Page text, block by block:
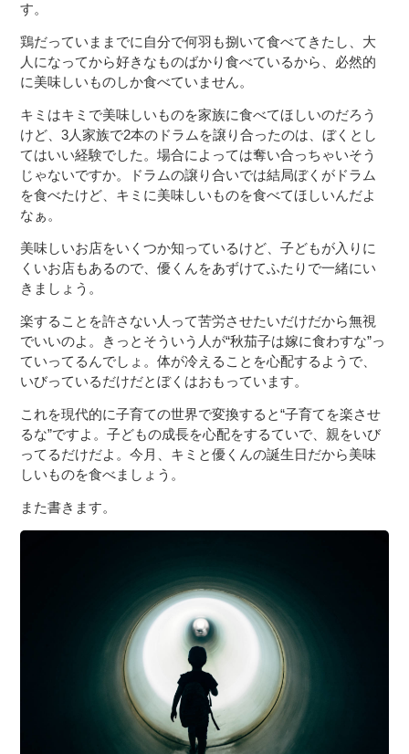
す。
鶏だっていままでに自分で何羽も捌いて食べてきたし、大
人になってから好きなものばかり食べているから、必然的
に美味しいものしか食べていません。
キミはキミで美味しいものを家族に食べてほしいのだろう
けど、3人家族で2本のドラムを譲り合ったのは、ぼくとし
てはいい経験でした。場合によっては奪い合っちゃいそう
じゃないですか。ドラムの譲り合いでは結局ぼくがドラム
を食べたけど、キミに美味しいものを食べてほしいんだよ
なぁ。
美味しいお店をいくつか知っているけど、子どもが入りに
くいお店もあるので、優くんをあずけてふたりで一緒にい
きましょう。
楽することを許さない人って苦労させたいだけだから無視
でいいのよ。きっとそういう人が“秋茄子は嫁に食わすな”っ
ていってるんでしょ。体が冷えることを心配するようで、
いびっているだけだとぼくはおもっています。
これを現代的に子育ての世界で変換すると“子育てを楽させ
るな”ですよ。子どもの成長を心配をするていで、親をいび
ってるだけだよ。今月、キミと優くんの誕生日だから美味
しいものを食べましょう。
また書きます。